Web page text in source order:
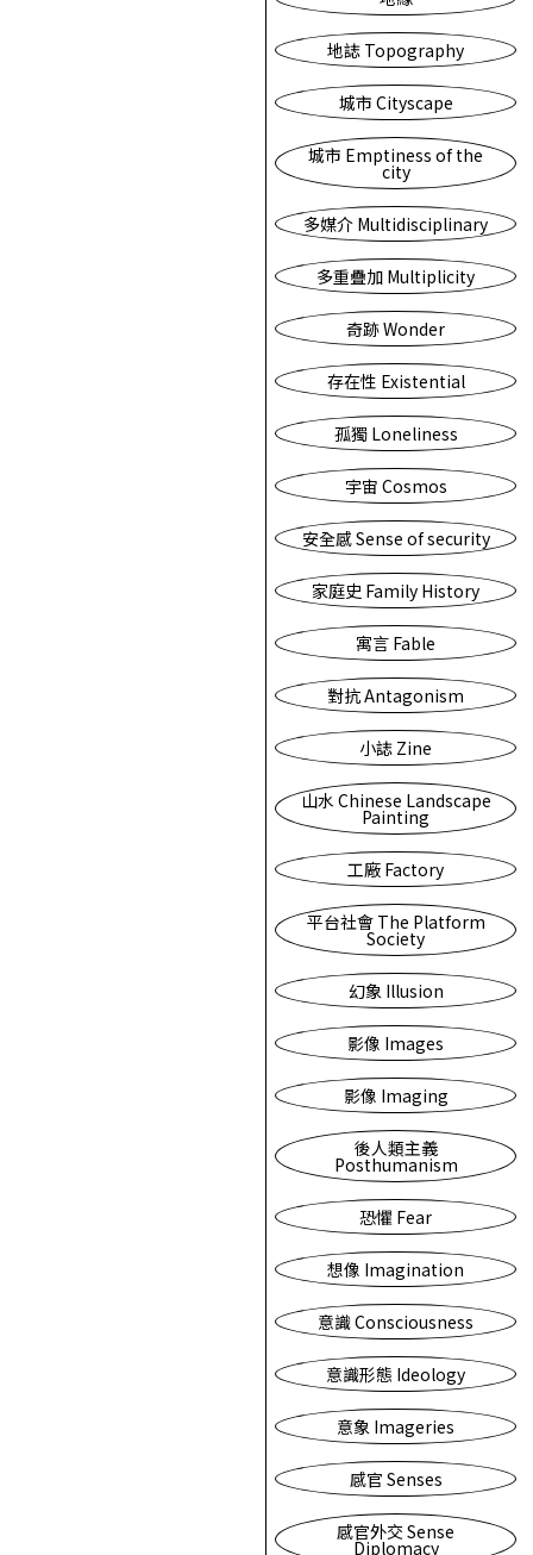
地誌 Topography
城市 Cityscape
城市 Emptiness of the
city
多媒介 Multidisciplinary
多重疊加 Multiplicity
奇跡 Wonder
存在性 Existential
孤獨 Loneliness
宇宙 Cosmos
安全感 Sense of security
家庭史 Family History
寓言 Fable
對抗 Antagonism
小誌 Zine
山水 Chinese Landscape
Painting
工廠 Factory
平台社會 The Platform
Society
幻象 Illusion
影像 Images
影像 Imaging
後人類主義
Posthumanism
恐懼 Fear
想像 Imagination
意識 Consciousness
意識形態 Ideology
意象 Imageries
感官 Senses
感官外交 Sense
Diplomacy